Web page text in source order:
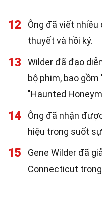
12
Ông đã viết
thuyết và hồi ký.
13
Wilder đã đạo
bộ phim, bao
"Haunted
14
Ông đã nhận
hiệu trong suốt
15
Gene Wilder đã
Connecticut